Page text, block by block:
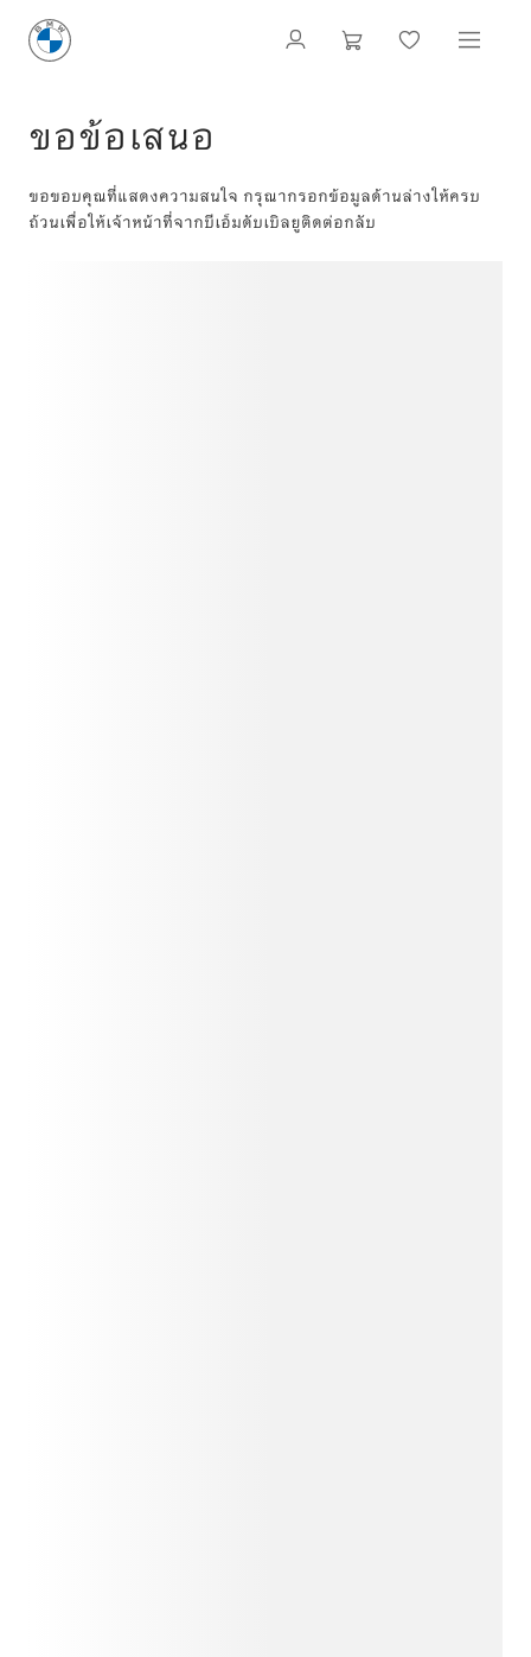
ขอข้อเสนอ
ขอขอบคุณที่แสดงความสนใจ กรุณากรอกข้อมูลด้านล่างให้ครบ
ถ้วนเพื่อให้เจ้าหน้าที่จากบีเอ็มดับเบิลยูติดต่อกลับ